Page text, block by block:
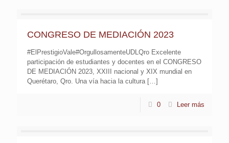
CONGRESO DE MEDIACIÓN 2023
#ElPrestigioVale#OrgullosamenteUDLQro Excelente
participación de estudiantes y docentes en el CONGRESO
DE MEDIACIÓN 2023, XXIII nacional y XIX mundial en
Querétaro, Qro. Una vía hacia la cultura […]
0 Leer más